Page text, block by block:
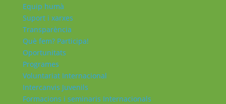
Equip humà
Suport i xarxes
Transparència
Què fem? Participa!
Oportunitats
Programes
Voluntariat Internacional
Intercanvis Juvenils
Formacions i seminaris Internacionals